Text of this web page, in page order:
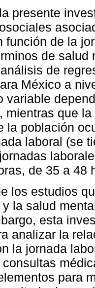
presente
función de la
de
de
México a
variable
mientras que
la población
laboral (se
de 35 a 48
los estudios
la salud
esta
analizar la
la jornada
para